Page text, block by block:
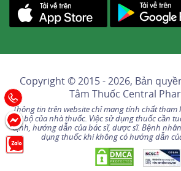
Copyright © 2015 - 2026, Bản
Tâm Thuốc Central
Thông tin trên website chỉ mang tính chất tham
nội bộ của nhà thuốc. Việc sử dụng thuốc cần
định, hướng dẫn của bác sĩ, dược sĩ. Bệnh
dụng thuốc khi không có hướng dẫn